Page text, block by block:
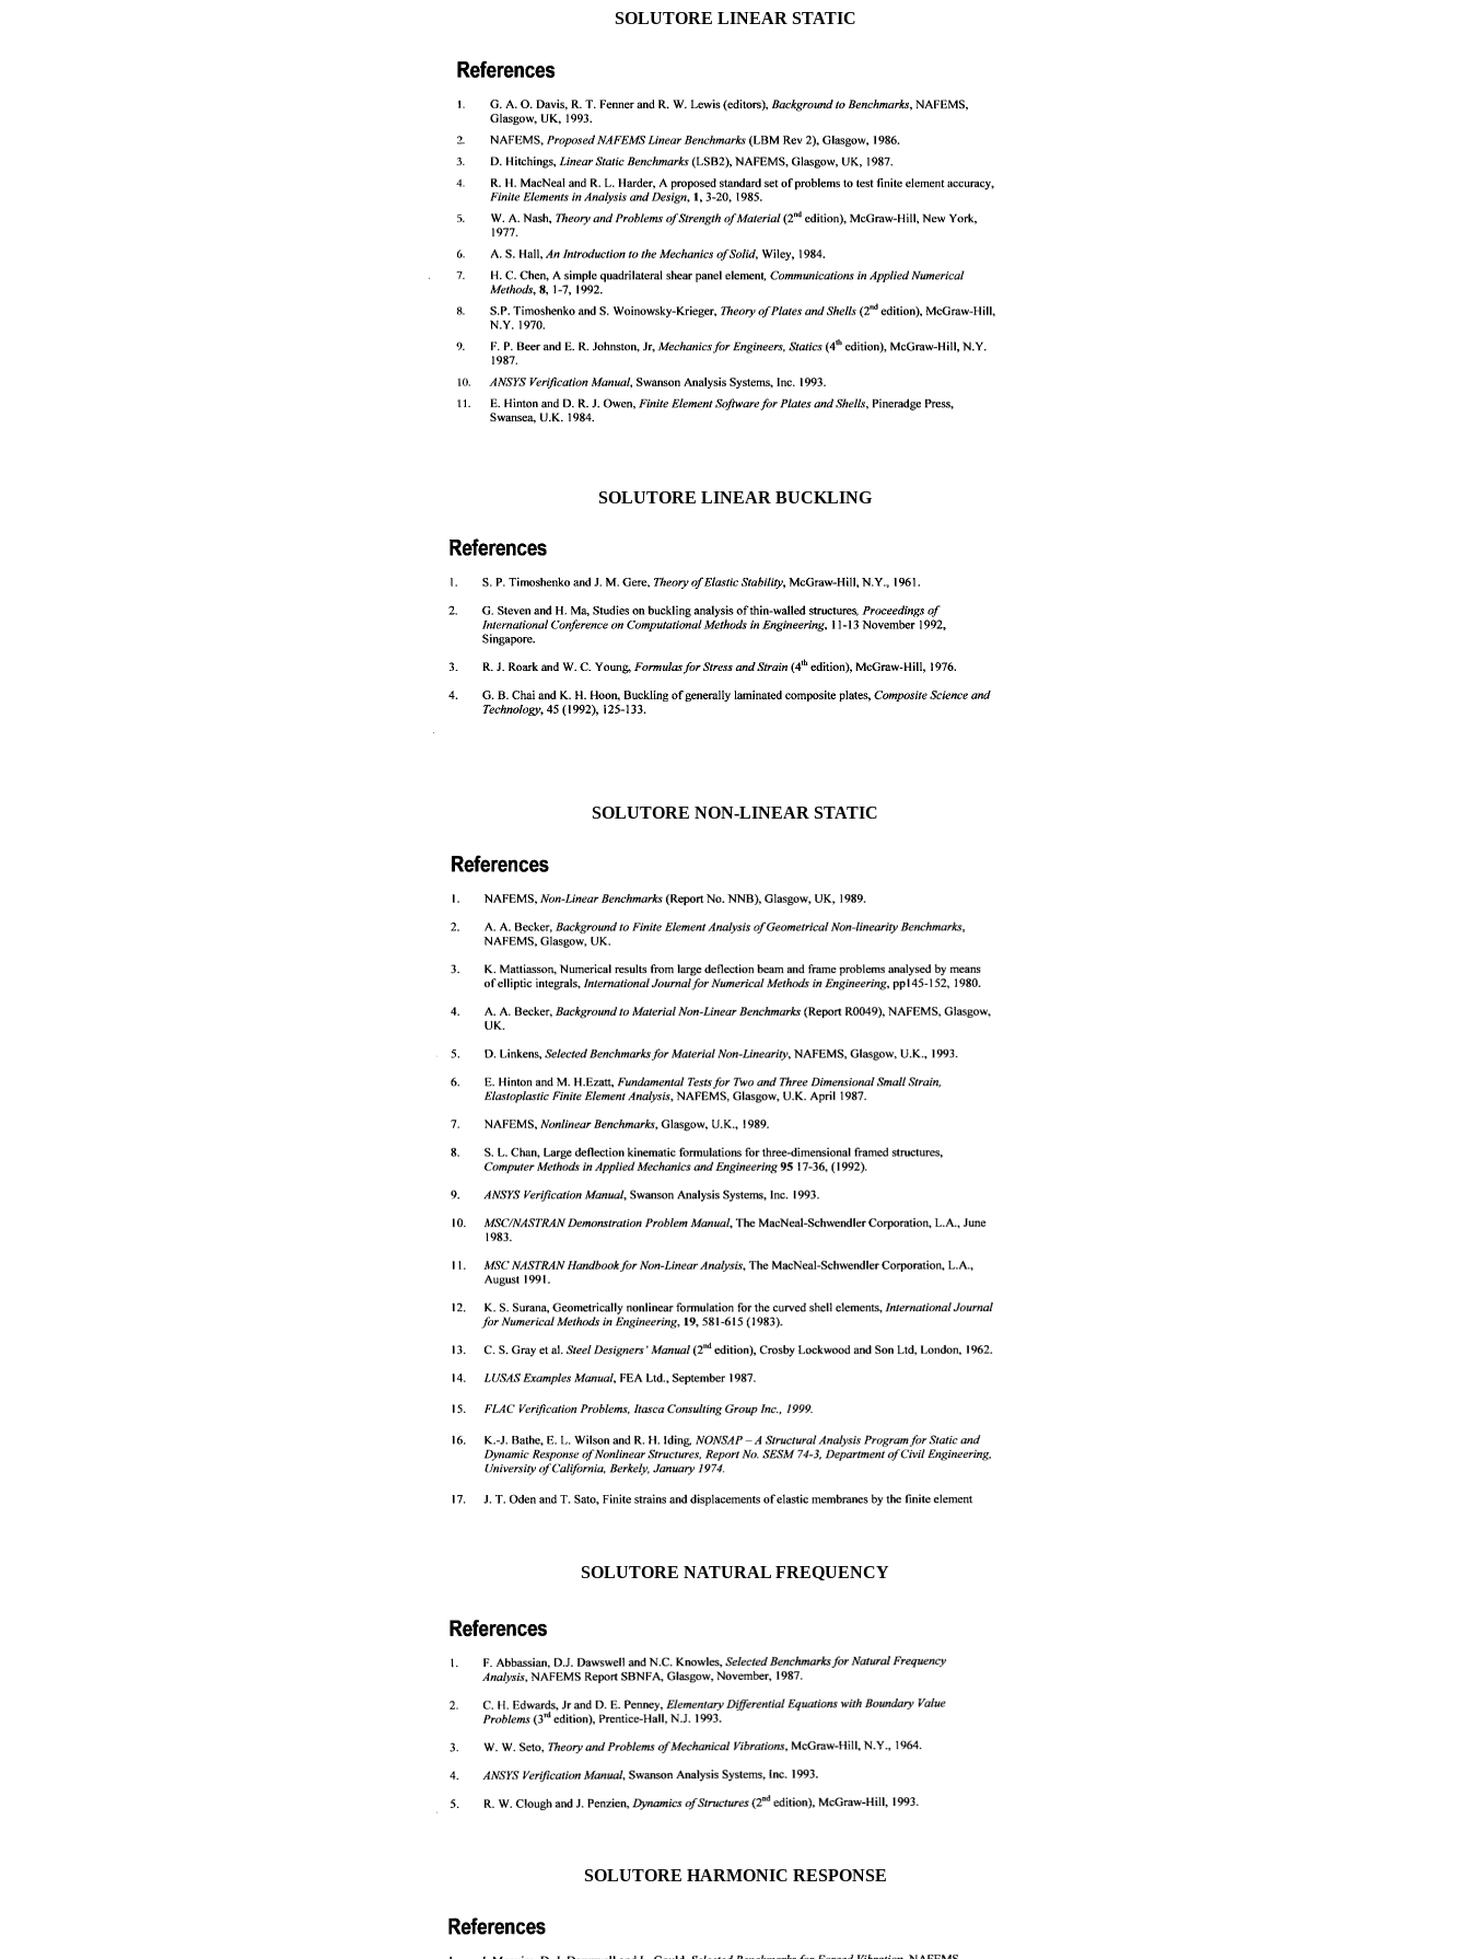
SOLUTORE LINEAR STATIC
SOLUTORE LINEAR BUCKLING
SOLUTORE NON-LINEAR STATIC
SOLUTORE NATURAL FREQUENCY
SOLUTORE HARMONIC RESPONSE